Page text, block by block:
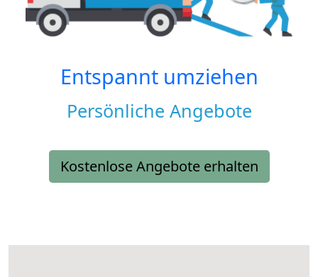
Entspannt umziehen
Persönliche Angebote
Kostenlose Angebote erhalten